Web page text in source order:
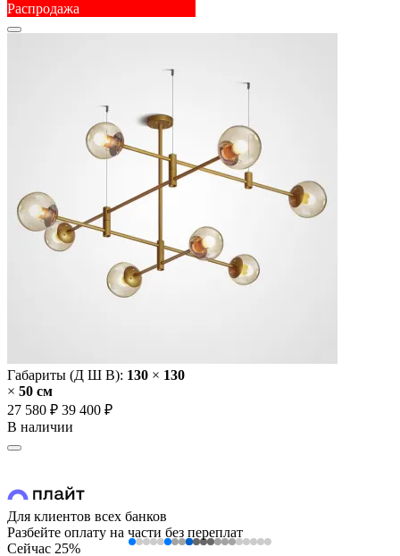
Распродажа
Габариты (Д Ш В): 130 × 130
× 50 cм
27 580 ₽ 39 400 ₽
В наличии
Для клиентов всех банков
Разбейте оплату на части без переплат
Сейчас 25%